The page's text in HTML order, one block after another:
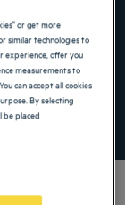
أضِف رمزًا
or get more
similar technologies to
experience, offer you
measurements to
can accept all cookies
By selecting
placed.